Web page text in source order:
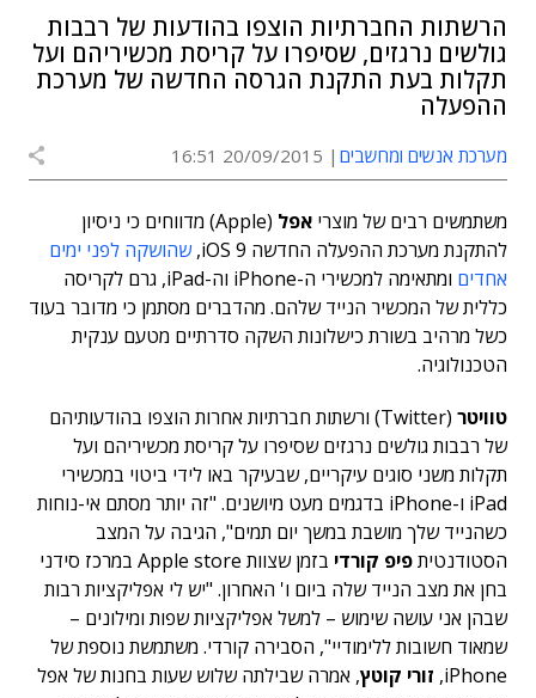
הרשתות החברתיות הוצפו בהודעות של רבבות
גולשים נרגזים, שסיפרו על קריסת מכשיריהם ועל
תקלות בעת התקנת הגרסה החדשה של מערכת
ההפעלה
מערכת אנשים ומחשבים 20/09/2015 16:51
משתמשים רבים של מוצרי אפל
(Apple) מדווחים כי ניסיון
להתקנת מערכת ההפעלה החדשה iOS 9,
שהושקה לפני ימים
אחדים
ומתאימה למכשירי ה-iPhone וה-iPad, גרם לקריסה
כללית של המכשיר הנייד שלהם. מהדברים מסתמן כי מדובר בעוד
כשל מרהיב בשורת כישלונות השקה סדרתיים מטעם ענקית
הטכנולוגיה.
טוויטר
(Twitter) ורשתות חברתיות אחרות הוצפו בהודעותיהם
של רבבות גולשים נרגזים שסיפרו על קריסת מכשיריהם ועל
תקלות משני סוגים עיקריים, שבעיקר באו לידי ביטוי במכשירי
iPad ו-iPhone בדגמים מעט מיושנים. "זה יותר מסתם אי-נוחות
כשהנייד שלך מושבת במשך יום תמים", הגיבה על המצב
הסטודנטיתפיפ קורדי
בזמן שצוות Apple store במרכז סידני
בחן את מצב הנייד שלה ביום ו' האחרון. "יש לי אפליקציות רבות
שבהן אני עושה שימוש – למשל אפליקציות שפות ומילונים –
שמאוד חשובות ללימודיי", הסבירה קורדי. משתמשת נוספת של
iPhone, זורי קוטץ, אמרה שבילתה שלוש שעות בחנות של אפל